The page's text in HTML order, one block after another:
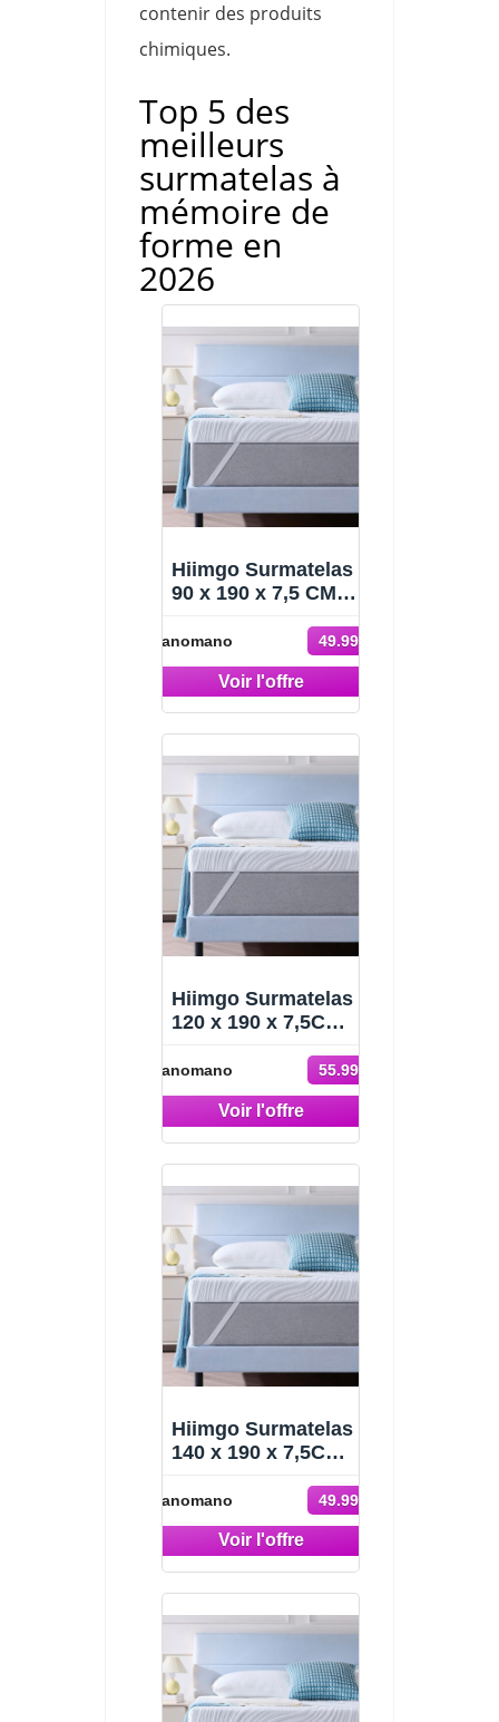
contenir des produits
chimiques.
Top 5 des
meilleurs
surmatelas à
mémoire de
forme en
2026
Hiimgo Surmatelas
90 x 190 x 7,5 CM,
Surmatelas
Memoire de Forme
Gel,Absorb
Manomano 49.99 €
Hiimgo Surmatelas
120 x 190 x 7,5CM,
Surmatelas
Memoire de Forme
Gel,Absorbant et
Manomano 55.99 €
Hiimgo Surmatelas
140 x 190 x 7,5CM,
Surmatelas
Memoire de Forme
Gel,Absorbant et
Manomano 49.99 €